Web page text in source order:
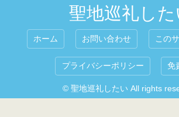
聖地巡礼した
ホーム お問い合わせ この
プライバシーポリシー 免
© 聖地巡礼したい All rights